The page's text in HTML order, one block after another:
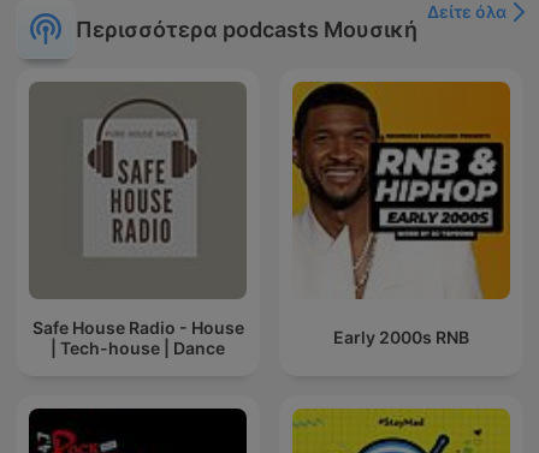
Περισσότερα podcasts Μουσική
Δείτε όλα
Safe House Radio - House
| Tech-house | Dance
Early 2000s RNB